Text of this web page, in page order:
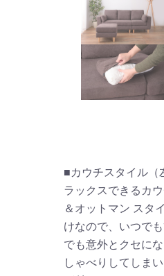
■カウチスタイル（
ラックスできるカ
＆オットマン スタ
けなので、いつで
でも意外とクセに
しゃべりしてしま